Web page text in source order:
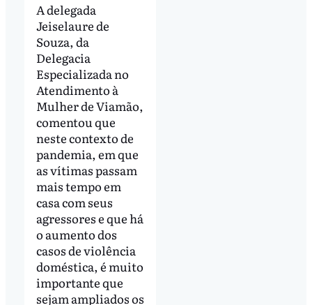
A delegada
Jeiselaure de
Souza, da
Delegacia
Especializada no
Atendimento à
Mulher de Viamão,
comentou que
neste contexto de
pandemia, em que
as vítimas passam
mais tempo em
casa com seus
agressores e que há
o aumento dos
casos de violência
doméstica, é muito
importante que
sejam ampliados os